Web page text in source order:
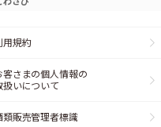
用規約
客さまの個人情報の
扱いについて
類販売管理者標識